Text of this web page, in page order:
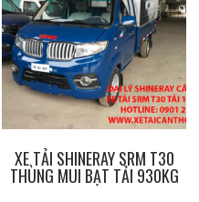
XE TẢI SHINERAY SRM T30
THÙNG MUI BẠT TẢI 930KG